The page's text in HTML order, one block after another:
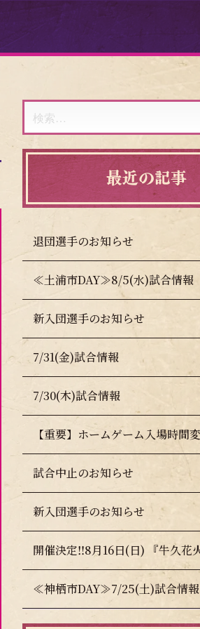
索:
最近の記事
退団選手のお知らせ
≪土浦市DAY≫8/5(水)試合情報
新入団選手のお知らせ
7/31(金)試合情報
7/30(木)試合情報
試合中止のお知らせ
新入団選手のお知らせ
≪神栖市DAY≫7/25(土)試合情報